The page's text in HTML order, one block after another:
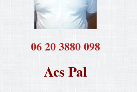
​06 20 3880 098
Acs Pal